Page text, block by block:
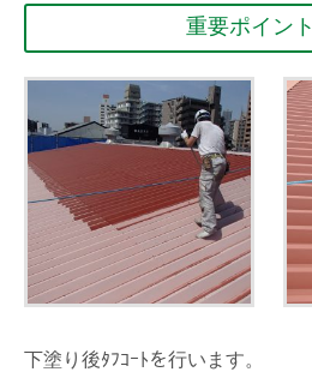
重要ポイント
下塗り後ﾀﾌｺｰﾄを行います。